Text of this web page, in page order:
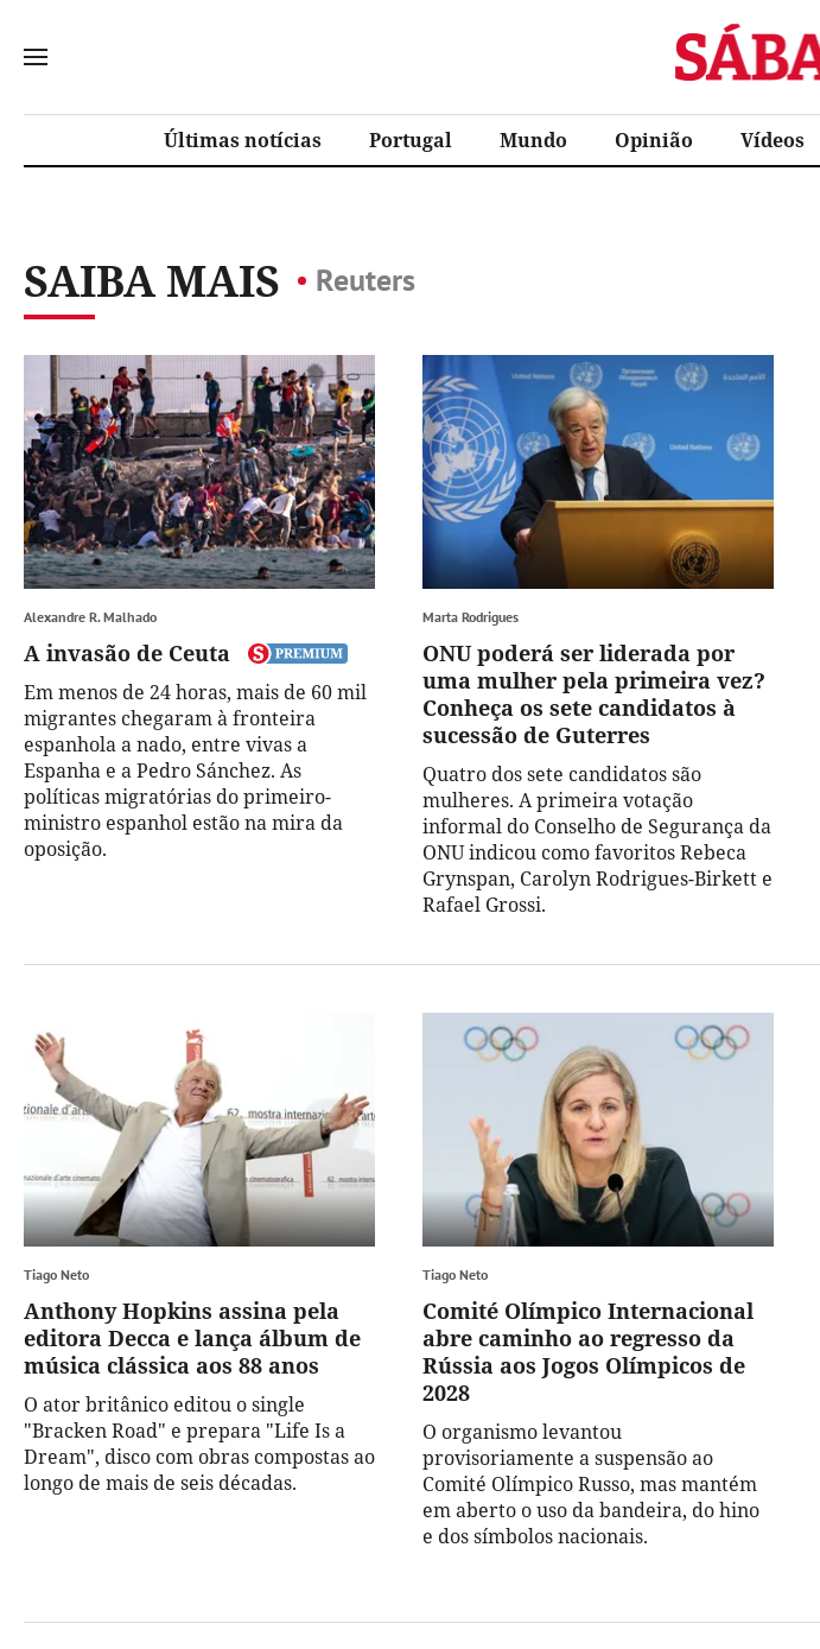
Sábado
Últimas notícias Portugal Mundo Opinião Vídeos
SAIBA MAIS Reuters
Alexandre R. Malhado
A invasão de Ceuta
Em menos de 24 horas, mais de 60 mil
migrantes chegaram à fronteira
espanhola a nado, entre vivas a
Espanha e a Pedro Sánchez. As
políticas migratórias do primeiro-
ministro espanhol estão na mira da
oposição.
Marta Rodrigues
ONU poderá ser liderada por
uma mulher pela primeira vez?
Conheça os sete candidatos à
sucessão de Guterres
Quatro dos sete candidatos são
mulheres. A primeira votação
informal do Conselho de Segurança da
ONU indicou como favoritos Rebeca
Grynspan, Carolyn Rodrigues-Birkett e
Rafael Grossi.
Tiago Neto
Anthony Hopkins assina pela
editora Decca e lança álbum de
música clássica aos 88 anos
O ator britânico editou o single
"Bracken Road" e prepara "Life Is a
Dream", disco com obras compostas ao
longo de mais de seis décadas.
Tiago Neto
Comité Olímpico Internacional
abre caminho ao regresso da
Rússia aos Jogos Olímpicos de
2028
O organismo levantou
provisoriamente a suspensão ao
Comité Olímpico Russo, mas mantém
em aberto o uso da bandeira, do hino
e dos símbolos nacionais.